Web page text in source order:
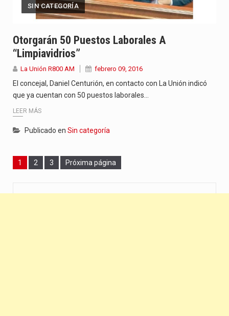
SIN CATEGORÍA
Otorgarán 50 Puestos Laborales A
“limpiavidrios”
La Unión R800 AM febrero 09, 2016
El concejal, Daniel Centurión, en contacto con La Unión indicó
que ya cuentan con 50 puestos laborales…
LEER MÁS
Publicado en Sin categoría
Page
1 Page
2 Page
3 Próxima página